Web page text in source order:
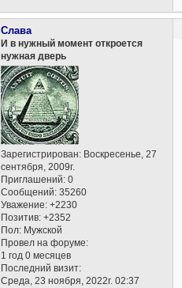
Слава
И в нужный момент откроется
нужная дверь
Зарегистрирован: Воскресенье, 27
сентября, 2009г.
Приглашений: 0
Сообщений: 35260
Уважение: +2230
Позитив: +2352
Пол: Мужской
Провел на форуме:
1 год 0 месяцев
Последний визит:
Среда, 23 ноября, 2022г. 02:37